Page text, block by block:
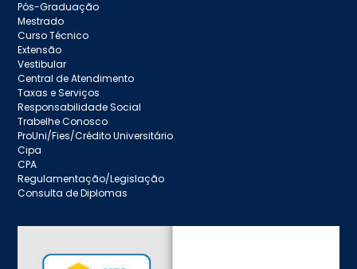
Pós-Graduação
Mestrado
Curso Técnico
Extensão
Vestibular
Central de Atendimento
Taxas e Serviços
Responsabilidade Social
Trabelhe Conosco
ProUni/Fies/Crédito Universitário
Cipa
CPA
Regulamentação/Legislação
Consulta de Diplomas